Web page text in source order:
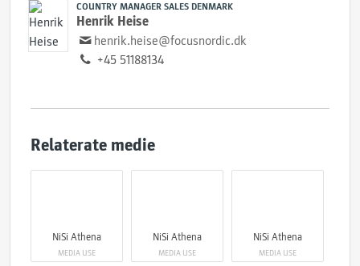
COUNTRY MANAGER SALES DENMARK
Henrik Heise
henrik.heise@focusnordic.dk
+45 51188134
Relaterate medie
NiSi Athena
MEDIA USE
NiSi Athena
MEDIA USE
NiSi Athena
MEDIA USE